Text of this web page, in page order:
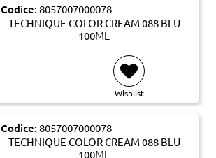
Codice: 8057007000078
TECHNIQUE COLOR CREAM 088 BLU
100ML
Wishlist
Codice: 8057007000078
TECHNIQUE COLOR CREAM 088 BLU
100ML